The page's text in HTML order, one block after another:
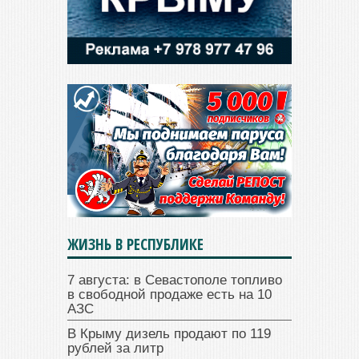
ЖИЗНЬ В РЕСПУБЛИКЕ
7 августа: в Севастополе топливо
в свободной продаже есть на 10
АЗС
В Крыму дизель продают по 119
рублей за литр